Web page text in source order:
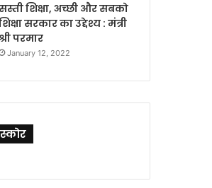
शिक्षा, अच्छी और सबको
सरकार का उद्देश्य : मंत्री
परमार
January 12, 2022